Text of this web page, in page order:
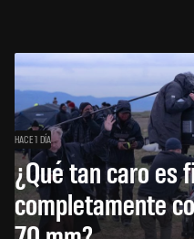
HACE 1 DÍA
¿Qué tan caro es
completamente